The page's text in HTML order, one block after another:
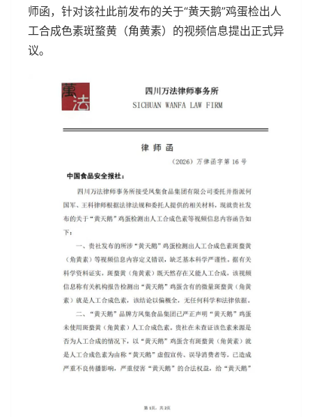
师函，针对该社此前发布的关于“黄天鹅”鸡蛋检出人
工合成色素斑蝥黄（角黄素）的视频信息提出正式异
议。